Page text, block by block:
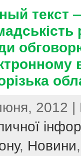
текст
2012 |
, Новини